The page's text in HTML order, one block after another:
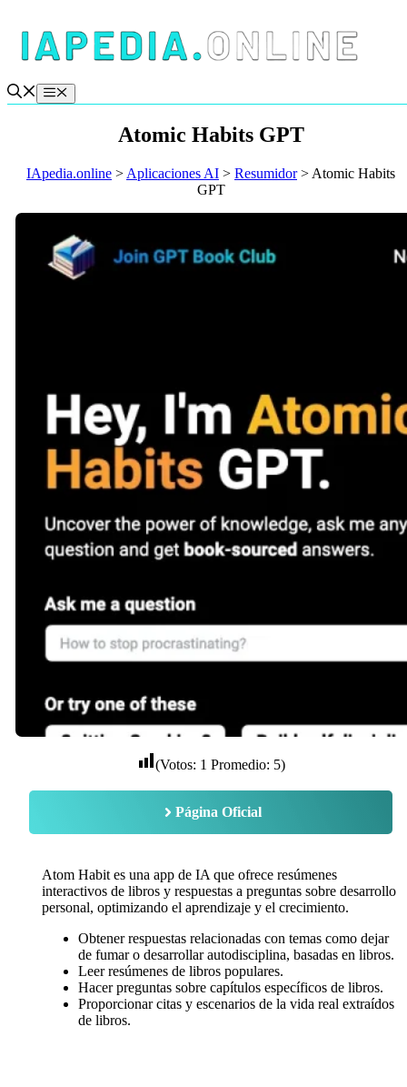
contenido
Menú
Atomic Habits GPT
IApedia.online > Aplicaciones AI > Resumidor> Atomic Habits
GPT
(Votos: 1 Promedio: 5)
Página Oficial
Atom Habit es una app de IA que ofrece resúmenes
interactivos de libros y respuestas a preguntas sobre desarrollo
personal, optimizando el aprendizaje y el crecimiento.
Obtener respuestas relacionadas con temas como dejar
de fumar o desarrollar autodisciplina, basadas en libros.
Leer resúmenes de libros populares.
Hacer preguntas sobre capítulos específicos de libros.
Proporcionar citas y escenarios de la vida real extraídos
de libros.